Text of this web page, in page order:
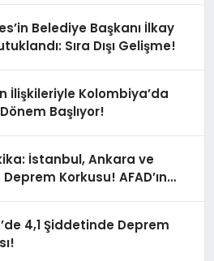
Belediye Başkanı İlkay
Sıra Dışı Gelişme!
İlişkileriyle Kolombiya’da
Başlıyor!
İstanbul, Ankara ve
Deprem Korkusu! AFAD’ın
4,1 Şiddetinde Deprem